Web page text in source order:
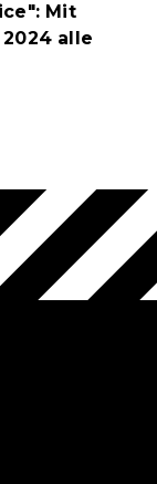
Mit
alle